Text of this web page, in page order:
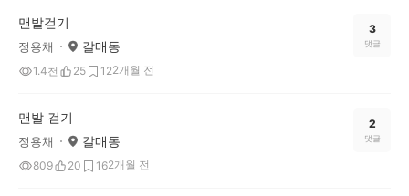
맨발걷기
정용채 갈매동
1.4천 25 122개월 전
3
댓글
맨발 걷기
정용채 갈매동
809 20 162개월 전
2
댓글